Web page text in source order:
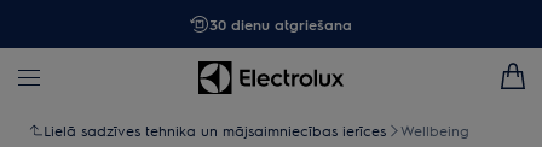
30 dienu atgriešana
Lielā sadzīves tehnika un mājsaimniecības ierīces Wellbeing